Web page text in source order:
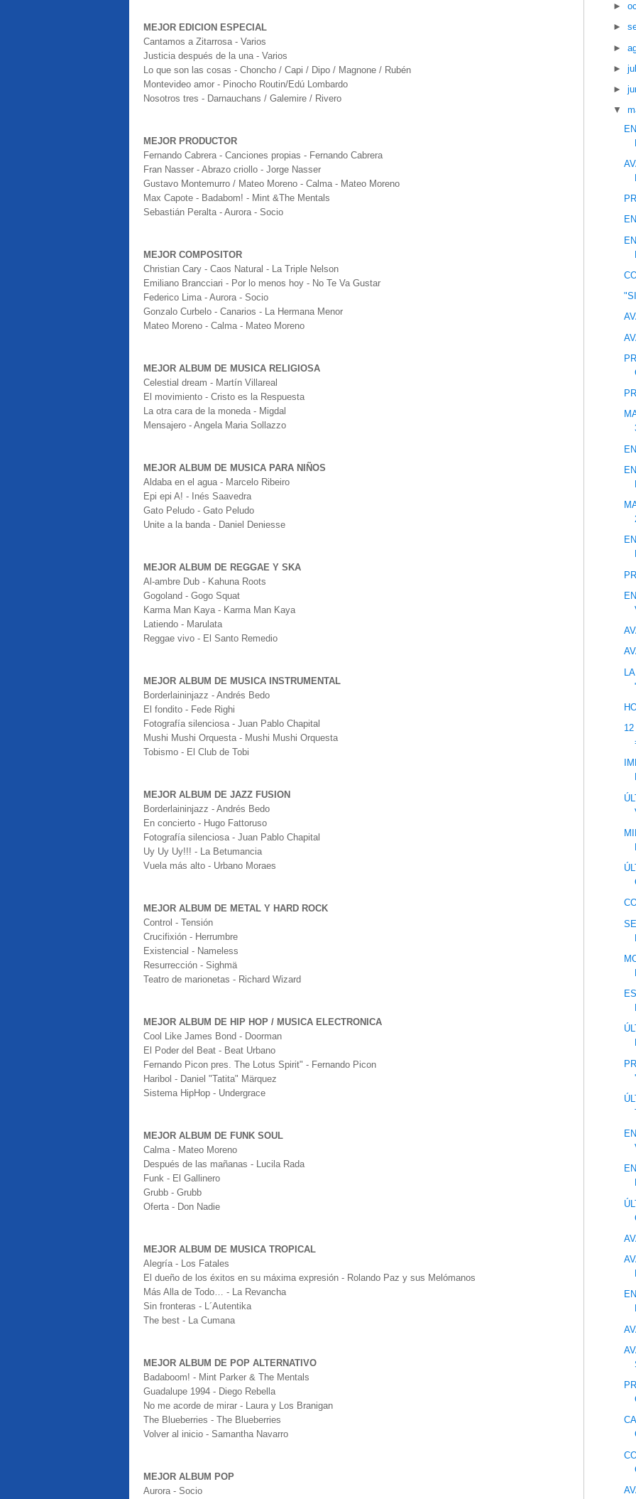
MEJOR EDICION ESPECIAL
Cantamos a Zitarrosa - Varios
Justicia después de la una - Varios
Lo que son las cosas - Choncho / Capi / Dipo / Magnone / Rubén
Montevideo amor - Pinocho Routin/Edú Lombardo
Nosotros tres - Darnauchans / Galemire / Rivero
MEJOR PRODUCTOR
Fernando Cabrera - Canciones propias - Fernando Cabrera
Fran Nasser - Abrazo criollo - Jorge Nasser
Gustavo Montemurro / Mateo Moreno - Calma - Mateo Moreno
Max Capote - Badabom! - Mint &The Mentals
Sebastián Peralta - Aurora - Socio
MEJOR COMPOSITOR
Christian Cary - Caos Natural - La Triple Nelson
Emiliano Brancciari - Por lo menos hoy - No Te Va Gustar
Federico Lima - Aurora - Socio
Gonzalo Curbelo - Canarios - La Hermana Menor
Mateo Moreno - Calma - Mateo Moreno
MEJOR ALBUM DE MUSICA RELIGIOSA
Celestial dream - Martín Villareal
El movimiento - Cristo es la Respuesta
La otra cara de la moneda - Migdal
Mensajero - Angela Maria Sollazzo
MEJOR ALBUM DE MUSICA PARA NIÑOS
Aldaba en el agua - Marcelo Ribeiro
Epi epi A! - Inés Saavedra
Gato Peludo - Gato Peludo
Unite a la banda - Daniel Deniesse
MEJOR ALBUM DE REGGAE Y SKA
Al-ambre Dub - Kahuna Roots
Gogoland - Gogo Squat
Karma Man Kaya - Karma Man Kaya
Latiendo - Marulata
Reggae vivo - El Santo Remedio
MEJOR ALBUM DE MUSICA INSTRUMENTAL
Borderlaininjazz - Andrés Bedo
El fondito - Fede Righi
Fotografía silenciosa - Juan Pablo Chapital
Mushi Mushi Orquesta - Mushi Mushi Orquesta
Tobismo - El Club de Tobi
MEJOR ALBUM DE JAZZ FUSION
Borderlaininjazz - Andrés Bedo
En concierto - Hugo Fattoruso
Fotografía silenciosa - Juan Pablo Chapital
Uy Uy Uy!!! - La Betumancia
Vuela más alto - Urbano Moraes
MEJOR ALBUM DE METAL Y HARD ROCK
Control - Tensión
Crucifixión - Herrumbre
Existencial - Nameless
Resurrección - Sighmä
Teatro de marionetas - Richard Wizard
MEJOR ALBUM DE HIP HOP / MUSICA ELECTRONICA
Cool Like James Bond - Doorman
El Poder del Beat - Beat Urbano
Fernando Picon pres. The Lotus Spirit" - Fernando Picon
Haribol - Daniel "Tatita" Märquez
Sistema HipHop - Undergrace
MEJOR ALBUM DE FUNK SOUL
Calma - Mateo Moreno
Después de las mañanas - Lucila Rada
Funk - El Gallinero
Grubb - Grubb
Oferta - Don Nadie
MEJOR ALBUM DE MUSICA TROPICAL
Alegría - Los Fatales
El dueño de los éxitos en su máxima expresión - Rolando Paz y sus Melómanos
Más Alla de Todo… - La Revancha
Sin fronteras - L´Autentika
The best - La Cumana
MEJOR ALBUM DE POP ALTERNATIVO
Badaboom! - Mint Parker & The Mentals
Guadalupe 1994 - Diego Rebella
No me acorde de mirar - Laura y Los Branigan
The Blueberries - The Blueberries
Volver al inicio - Samantha Navarro
MEJOR ALBUM POP
Aurora - Socio
►
►
►
►
►
▼